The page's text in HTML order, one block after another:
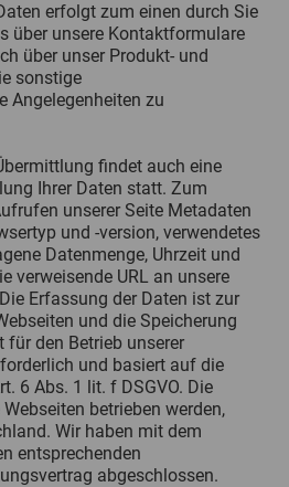
erfolgt zum einen durch Sie
über unsere Kontaktformulare
über unser Produkt- und
sonstige
Angelegenheiten zu
findet auch eine
Ihrer Daten statt. Zum
unserer Seite Metadaten
und -version, verwendetes
Datenmenge, Uhrzeit und
verweisende URL an unsere
Erfassung der Daten ist zur
und die Speicherung
den Betrieb unserer
und basiert auf die
6 Abs. 1 lit. f DSGVO. Die
betrieben werden,
Wir haben mit dem
entsprechenden
abgeschlossen.